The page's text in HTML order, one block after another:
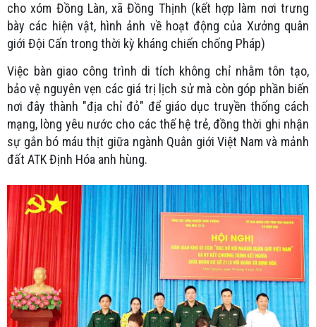
cho xóm Đồng Làn, xã Đồng Thịnh (kết hợp làm nơi trưng
bày các hiện vật, hình ảnh về hoạt động của Xưởng quân
giới Đội Cấn trong thời kỳ kháng chiến chống Pháp)
Việc bàn giao công trình di tích không chỉ nhằm tôn tạo,
bảo vệ nguyên vẹn các giá trị lịch sử mà còn góp phần biến
nơi đây thành "địa chỉ đỏ" để giáo dục truyền thống cách
mạng, lòng yêu nước cho các thế hệ trẻ, đồng thời ghi nhận
sự gắn bó máu thịt giữa ngành Quân giới Việt Nam và mảnh
đất ATK Định Hóa anh hùng.